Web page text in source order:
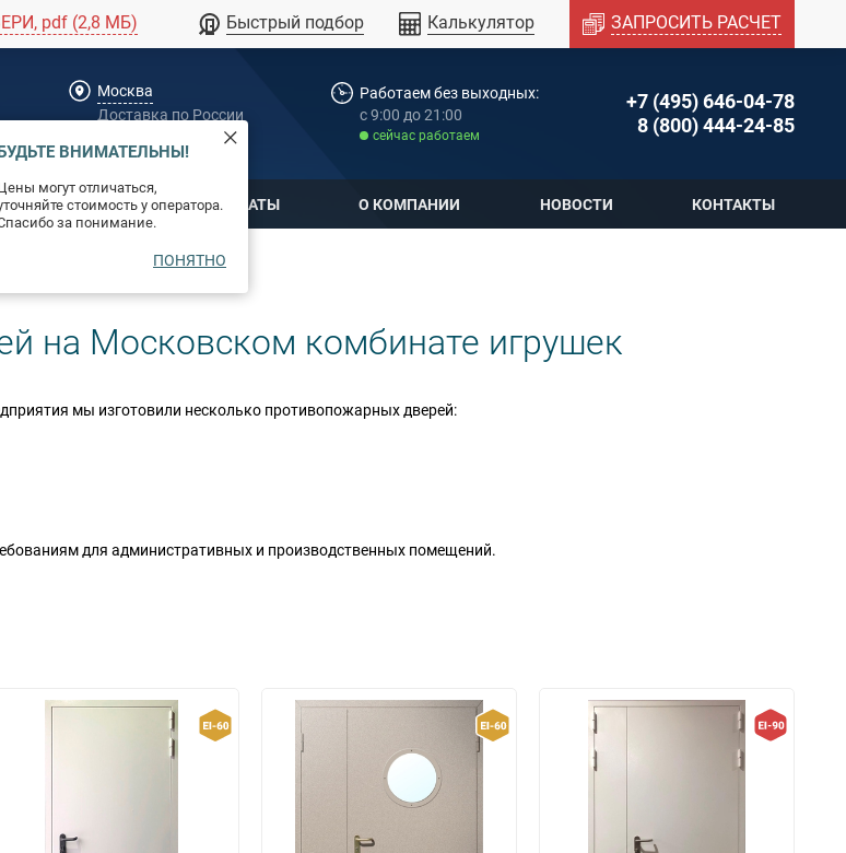
pdf (2,8 МБ) Быстрый подбор Калькулятор ЗАПРОСИТЬ РАСЧЕТ
Москва
Доставка по России
Работаем без выходных:
c 9:00 до 21:00
cейчас работаем
+7 (495) 646-04-78
8 (800) 444-24-85
ОПЛАТА СЕРТИФИКАТЫ О КОМПАНИИ НОВОСТИ КОНТАКТЫ
ВНИМАТЕЛЬНЫ!
могут отличаться,
стоимость у оператора.
за понимание.
ПОНЯТНО
на Московском комбинате игрушек
мы изготовили несколько противопожарных дверей:
для административных и производственных помещений.